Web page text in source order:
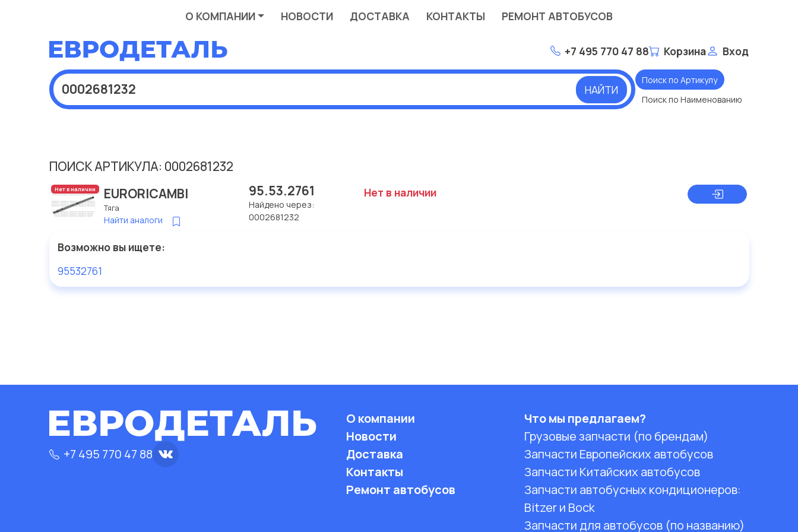
О КОМПАНИИ НОВОСТИ ДОСТАВКА КОНТАКТЫ РЕМОНТ АВТОБУСОВ
+7 495 770 47 88 Корзина Вход
НАЙТИ
Поиск по Артикулу
Поиск по Наименованию
ПОИСК АРТИКУЛА: 0002681232
Нет в наличии EURORICAMBI
Тяга
Найти аналоги
95.53.2761
Найдено через:
0002681232
Нет в наличии
Возможно вы ищете:
95532761
+7 495 770 47 88
О компании
Новости
Доставка
Контакты
Ремонт автобусов
Что мы предлагаем?
Грузовые запчасти (по брендам)
Запчасти Европейских автобусов
Запчасти Китайских автобусов
Запчасти автобусных кондиционеров:
Bitzer и Bock
Запчасти для автобусов (по названию)